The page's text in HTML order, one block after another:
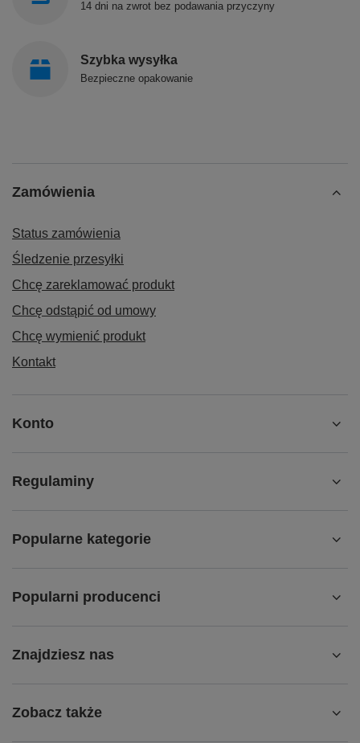
14 dni na zwrot bez podawania przyczyny
Szybka wysyłka
Bezpieczne opakowanie
Zamówienia
Status zamówienia
Śledzenie przesyłki
Chcę zareklamować produkt
Chcę odstąpić od umowy
Chcę wymienić produkt
Kontakt
Konto
Regulaminy
Popularne kategorie
Popularni producenci
Znajdziesz nas
Zobacz także